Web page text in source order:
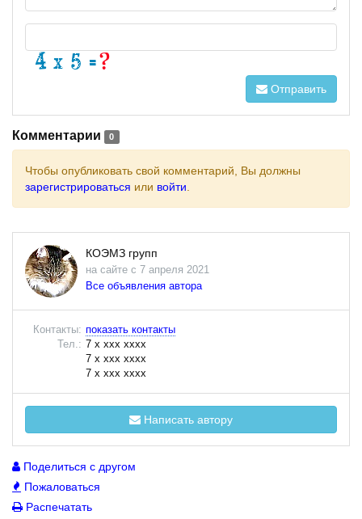
Отправить
Комментарии 0
Чтобы опубликовать свой комментарий, Вы должны
зарегистрироваться или войти
КОЭМЗ групп
на сайте с 7 апреля 2021
Все объявления автора
Контакты: показать контакты
Тел.: 7 x xxx xxxx
7 x xxx xxxx
7 x xxx xxxx
Написать автору
Поделиться с другом
Пожаловаться
Распечатать